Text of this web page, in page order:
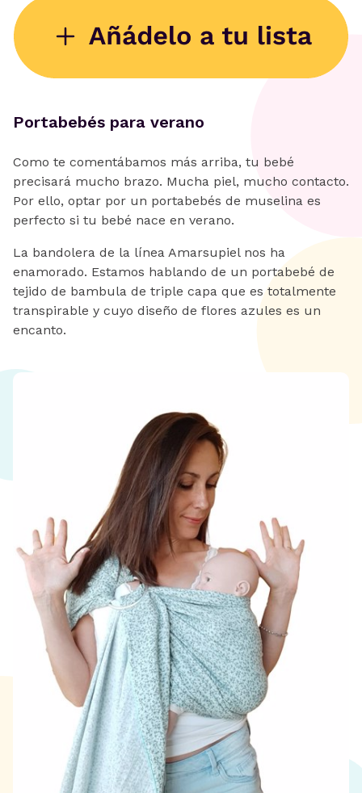
Portabebés para verano
Como te comentábamos más arriba, tu bebé
precisará mucho brazo. Mucha piel, mucho contacto.
Por ello, optar por un portabebés de muselina es
perfecto si tu bebé nace en verano.
La bandolera de la línea Amarsupiel nos ha
enamorado. Estamos hablando de un portabebé de
tejido de bambula de triple capa que es totalmente
transpirable y cuyo diseño de flores azules es un
encanto.